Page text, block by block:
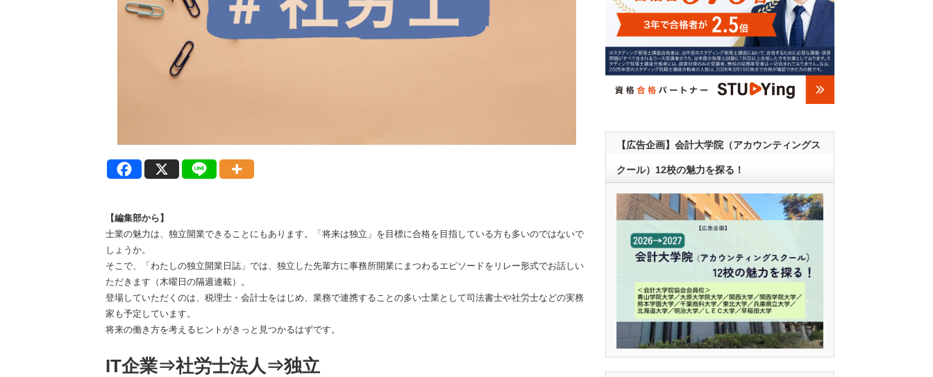
【編集部から】
士業の魅力は、独立開業できることにもあります。「将来は独立」を目標に合格を目指している方も多いのではないで
しょうか。
そこで、「わたしの独立開業日誌」では、独立した先輩方に事務所開業にまつわるエピソードをリレー形式でお話しい
ただきます（木曜日の隔週連載）。
登場していただくのは、税理士・会計士をはじめ、業務で連携することの多い士業として司法書士や社労士などの実務
家も予定しています。
将来の働き方を考えるヒントがきっと見つかるはずです。
IT企業⇒社労士法人⇒独立
【広告企画】会計大学院（アカウンティングス
クール）12校の魅力を探る！